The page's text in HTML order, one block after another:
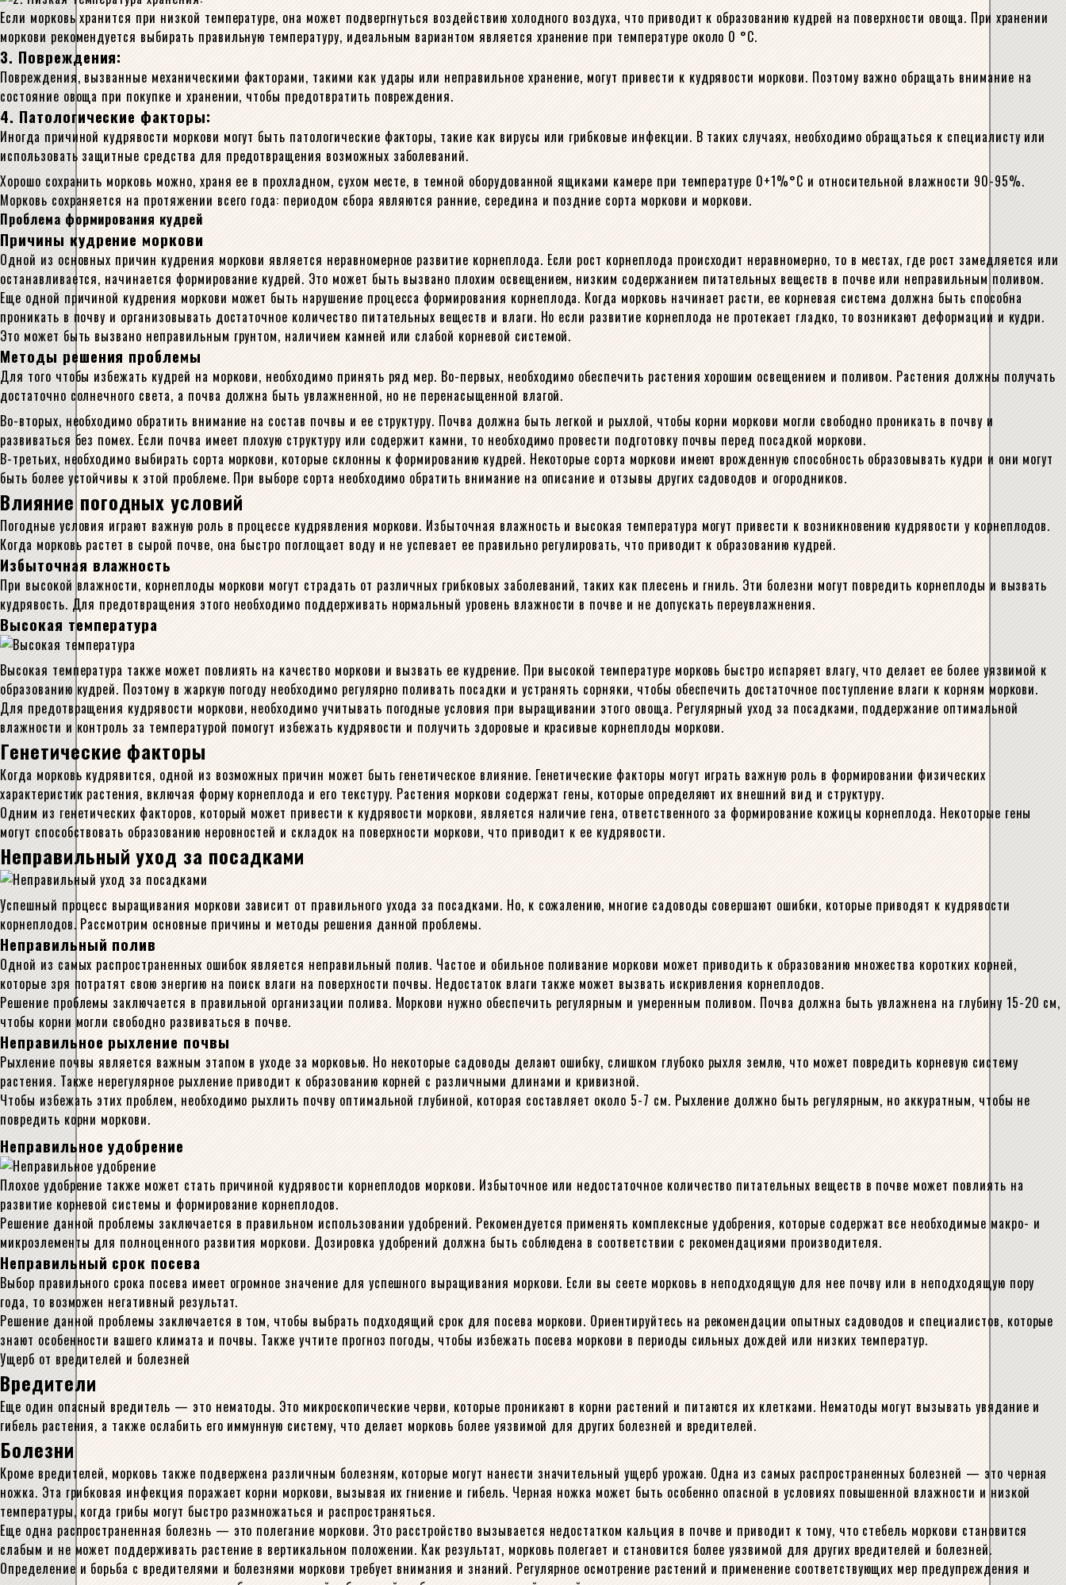
Если морковь хранится при низкой температуре, она может подвергнуться воздействию холодного воздуха, что приводит к образованию кудрей на поверхности овоща. При хранении
моркови рекомендуется выбирать правильную температуру, идеальным вариантом является хранение при температуре около 0 °C.
3. Повреждения:
Повреждения, вызванные механическими факторами, такими как удары или неправильное хранение, могут привести к кудрявости моркови. Поэтому важно обращать внимание на
состояние овоща при покупке и хранении, чтобы предотвратить повреждения.
4. Патологические факторы:
Иногда причиной кудрявости моркови могут быть патологические факторы, такие как вирусы или грибковые инфекции. В таких случаях, необходимо обращаться к специалисту или
использовать защитные средства для предотвращения возможных заболеваний.
Хорошо сохранить морковь можно, храня ее в прохладном, сухом месте, в темной оборудованной ящиками камере при температуре 0+1%°C и относительной влажности 90-95%.
Морковь сохраняется на протяжении всего года: периодом сбора являются ранние, середина и поздние сорта моркови и моркови.
Проблема формирования кудрей
Причины кудрение моркови
Одной из основных причин кудрения моркови является неравномерное развитие корнеплода. Если рост корнеплода происходит неравномерно, то в местах, где рост замедляется или
останавливается, начинается формирование кудрей. Это может быть вызвано плохим освещением, низким содержанием питательных веществ в почве или неправильным поливом.
Еще одной причиной кудрения моркови может быть нарушение процесса формирования корнеплода. Когда морковь начинает расти, ее корневая система должна быть способна
проникать в почву и организовывать достаточное количество питательных веществ и влаги. Но если развитие корнеплода не протекает гладко, то возникают деформации и кудри.
Это может быть вызвано неправильным грунтом, наличием камней или слабой корневой системой.
Методы решения проблемы
Для того чтобы избежать кудрей на моркови, необходимо принять ряд мер. Во-первых, необходимо обеспечить растения хорошим освещением и поливом. Растения должны получать
достаточно солнечного света, а почва должна быть увлажненной, но не перенасыщенной влагой.
Во-вторых, необходимо обратить внимание на состав почвы и ее структуру. Почва должна быть легкой и рыхлой, чтобы корни моркови могли свободно проникать в почву и
развиваться без помех. Если почва имеет плохую структуру или содержит камни, то необходимо провести подготовку почвы перед посадкой моркови.
В-третьих, необходимо выбирать сорта моркови, которые склонны к формированию кудрей. Некоторые сорта моркови имеют врожденную способность образовывать кудри и они могут
быть более устойчивы к этой проблеме. При выборе сорта необходимо обратить внимание на описание и отзывы других садоводов и огородников.
Влияние погодных условий
Погодные условия играют важную роль в процессе кудрявления моркови. Избыточная влажность и высокая температура могут привести к возникновению кудрявости у корнеплодов.
Когда морковь растет в сырой почве, она быстро поглощает воду и не успевает ее правильно регулировать, что приводит к образованию кудрей.
Избыточная влажность
При высокой влажности, корнеплоды моркови могут страдать от различных грибковых заболеваний, таких как плесень и гниль. Эти болезни могут повредить корнеплоды и вызвать
кудрявость. Для предотвращения этого необходимо поддерживать нормальный уровень влажности в почве и не допускать переувлажнения.
Высокая температура
Высокая температура также может повлиять на качество моркови и вызвать ее кудрение. При высокой температуре морковь быстро испаряет влагу, что делает ее более уязвимой к
образованию кудрей. Поэтому в жаркую погоду необходимо регулярно поливать посадки и устранять сорняки, чтобы обеспечить достаточное поступление влаги к корням моркови.
Для предотвращения кудрявости моркови, необходимо учитывать погодные условия при выращивании этого овоща. Регулярный уход за посадками, поддержание оптимальной
влажности и контроль за температурой помогут избежать кудрявости и получить здоровые и красивые корнеплоды моркови.
Генетические факторы
Когда морковь кудрявится, одной из возможных причин может быть генетическое влияние. Генетические факторы могут играть важную роль в формировании физических
характеристик растения, включая форму корнеплода и его текстуру. Растения моркови содержат гены, которые определяют их внешний вид и структуру.
Одним из генетических факторов, который может привести к кудрявости моркови, является наличие гена, ответственного за формирование кожицы корнеплода. Некоторые гены
могут способствовать образованию неровностей и складок на поверхности моркови, что приводит к ее кудрявости.
Неправильный уход за посадками
Успешный процесс выращивания моркови зависит от правильного ухода за посадками. Но, к сожалению, многие садоводы совершают ошибки, которые приводят к кудрявости
корнеплодов. Рассмотрим основные причины и методы решения данной проблемы.
Неправильный полив
Одной из самых распространенных ошибок является неправильный полив. Частое и обильное поливание моркови может приводить к образованию множества коротких корней,
которые зря потратят свою энергию на поиск влаги на поверхности почвы. Недостаток влаги также может вызвать искривления корнеплодов.
Решение проблемы заключается в правильной организации полива. Моркови нужно обеспечить регулярным и умеренным поливом. Почва должна быть увлажнена на глубину 15-20 см,
чтобы корни могли свободно развиваться в почве.
Неправильное рыхление почвы
Рыхление почвы является важным этапом в уходе за морковью. Но некоторые садоводы делают ошибку, слишком глубоко рыхля землю, что может повредить корневую систему
растения. Также нерегулярное рыхление приводит к образованию корней с различными длинами и кривизной.
Чтобы избежать этих проблем, необходимо рыхлить почву оптимальной глубиной, которая составляет около 5-7 см. Рыхление должно быть регулярным, но аккуратным, чтобы не
повредить корни моркови.
Неправильное удобрение
Плохое удобрение также может стать причиной кудрявости корнеплодов моркови. Избыточное или недостаточное количество питательных веществ в почве может повлиять на
развитие корневой системы и формирование корнеплодов.
Решение данной проблемы заключается в правильном использовании удобрений. Рекомендуется применять комплексные удобрения, которые содержат все необходимые макро- и
микроэлементы для полноценного развития моркови. Дозировка удобрений должна быть соблюдена в соответствии с рекомендациями производителя.
Неправильный срок посева
Выбор правильного срока посева имеет огромное значение для успешного выращивания моркови. Если вы сеете морковь в неподходящую для нее почву или в неподходящую пору
года, то возможен негативный результат.
Решение данной проблемы заключается в том, чтобы выбрать подходящий срок для посева моркови. Ориентируйтесь на рекомендации опытных садоводов и специалистов, которые
знают особенности вашего климата и почвы. Также учтите прогноз погоды, чтобы избежать посева моркови в периоды сильных дождей или низких температур.
Ущерб от вредителей и болезней
Вредители
Еще один опасный вредитель — это нематоды. Это микроскопические черви, которые проникают в корни растений и питаются их клетками. Нематоды могут вызывать увядание и
гибель растения, а также ослабить его иммунную систему, что делает морковь более уязвимой для других болезней и вредителей.
Болезни
Кроме вредителей, морковь также подвержена различным болезням, которые могут нанести значительный ущерб урожаю. Одна из самых распространенных болезней — это черная
ножка. Эта грибковая инфекция поражает корни моркови, вызывая их гниение и гибель. Черная ножка может быть особенно опасной в условиях повышенной влажности и низкой
температуры, когда грибы могут быстро размножаться и распространяться.
Еще одна распространенная болезнь — это полегание моркови. Это расстройство вызывается недостатком кальция в почве и приводит к тому, что стебель моркови становится
слабым и не может поддерживать растение в вертикальном положении. Как результат, морковь полегает и становится более уязвимой для других вредителей и болезней.
Определение и борьба с вредителями и болезнями моркови требует внимания и знаний. Регулярное осмотрение растений и применение соответствующих мер предупреждения и